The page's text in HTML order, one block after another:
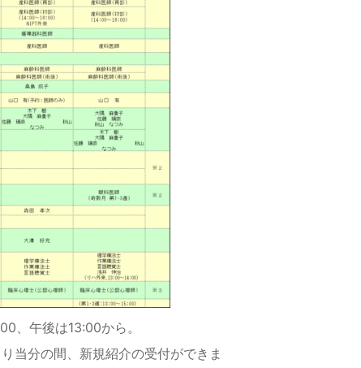
、午後は13:00から。
当分の間、新規紹介の受付ができま